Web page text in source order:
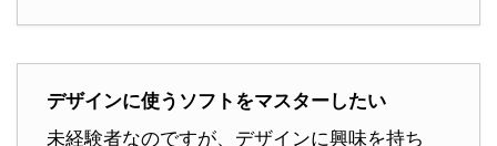
デザインに使うソフトをマスターしたい
未経験者なのですが、デザインに興味を持ち